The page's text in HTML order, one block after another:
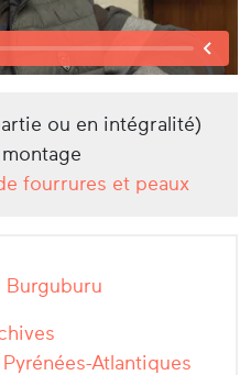
ou en intégralité)
fourrures et peaux
Burguburu
Atlantiques